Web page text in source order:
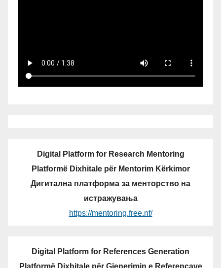
Digital Platform for Research Mentoring
Platformë Dixhitale për Mentorim Kërkimor
Дигитална платформа за менторство на
истражувања
https://mentoring.free.nf/
Digital Platform for References Generation
Platformë Dixhitale për Gjenerimin e Referencave